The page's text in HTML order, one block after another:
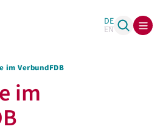
DE
EN
im VerbundFDB
im